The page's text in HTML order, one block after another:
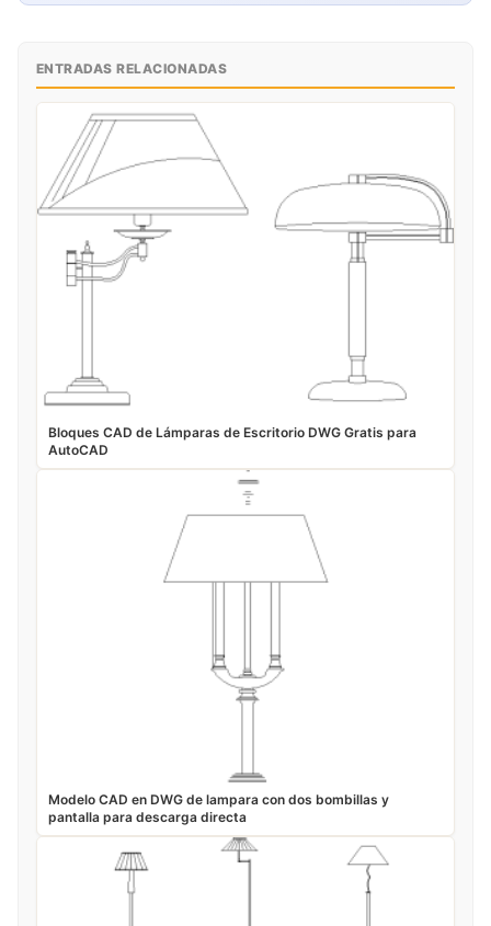
ENTRADAS RELACIONADAS
Bloques CAD de Lámparas de Escritorio DWG Gratis para
AutoCAD
Modelo CAD en DWG de lampara con dos bombillas y
pantalla para descarga directa